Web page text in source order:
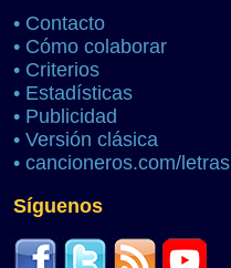
• Contacto
• Cómo colaborar
• Criterios
• Estadísticas
• Publicidad
• Versión clásica
• cancioneros.com/letras
Síguenos